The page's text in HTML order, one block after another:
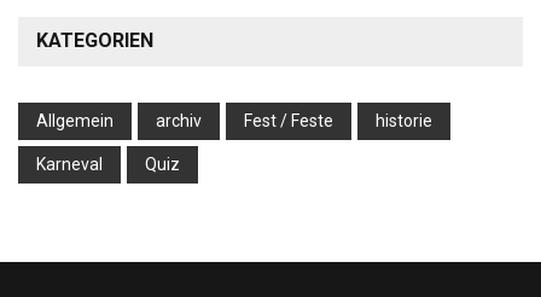
KATEGORIEN
Allgemein archiv Fest / Feste historie
Karneval Quiz